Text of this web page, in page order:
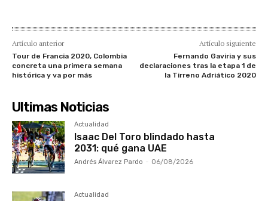
Artículo anterior
Tour de Francia 2020, Colombia
concreta una primera semana
histórica y va por más
Artículo siguiente
Fernando Gaviria y sus
declaraciones tras la etapa 1 de
la Tirreno Adriático 2020
Ultimas Noticias
Actualidad
Isaac Del Toro blindado hasta
2031: qué gana UAE
Andrés Álvarez Pardo - 06/08/2026
Actualidad